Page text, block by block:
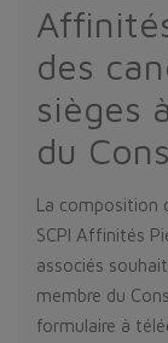
des
sièges
du
La composition
SCPI Affinités
associés
membre du
formulaire à